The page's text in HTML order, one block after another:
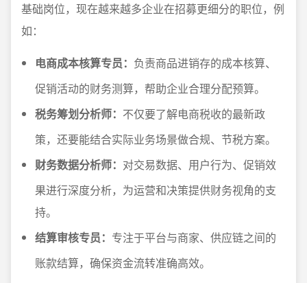
基础岗位，现在越来越多企业在招募更细分的职位，例
如：
电商成本核算专员： 负责商品进销存的成本核算、
促销活动的财务测算，帮助企业合理分配预算。
税务筹划分析师： 不仅要了解电商税收的最新政
策，还要能结合实际业务场景做合规、节税方案。
财务数据分析师： 对交易数据、用户行为、促销效
果进行深度分析，为运营和决策提供财务视角的支
持。
结算审核专员： 专注于平台与商家、供应链之间的
账款结算，确保资金流转准确高效。